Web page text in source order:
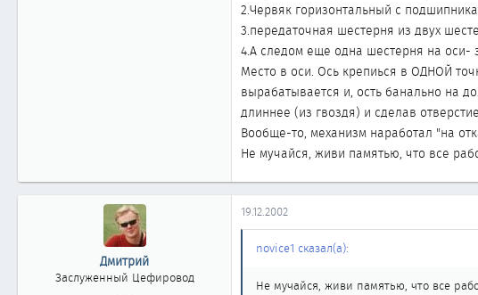
2.Червяк горизонтальный с
3.передаточная шестерня из двух
4.А следом еще одна шестерня на оси-
Место в оси. Ось крепиься в ОДНОЙ
вырабатывается и, ость банально на
длиннее (из гвоздя) и сделав
Вообще-то, механизм наработал "на
Не мучайся, живи памятью, что все
Дмитрий
Заслуженный Цефировод
19.12.2002
novice1 сказал(а):
Не мучайся, живи памятью, что все